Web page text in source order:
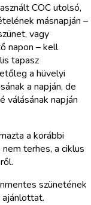
COC utolsó,
másnapján –
vagy
napon – kell
tapasz
a hüvelyi
a napján, de
válásának napján
a korábbi
terhes, a ciklus
szünetének